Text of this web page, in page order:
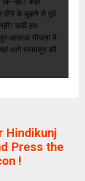
नहीं? कहीं
दीये के बुझने से पूर्व
कहीं हम
चालाक योजना में
आगे भस्मासुर की
Hindikunj
Press the
!